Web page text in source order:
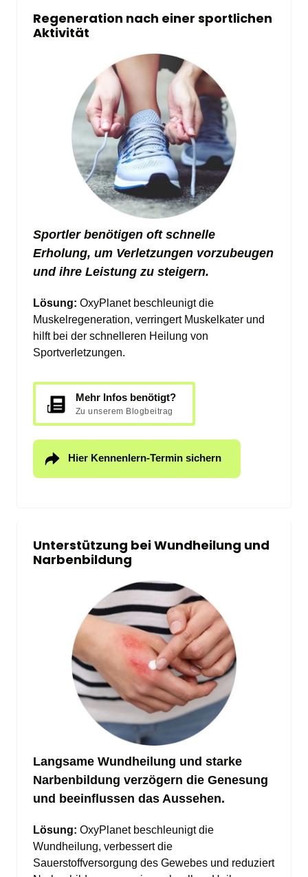
Regeneration nach einer sportlichen
Aktivität
Sportler benötigen oft schnelle
Erholung, um Verletzungen vorzubeugen
und ihre Leistung zu steigern.
Lösung: OxyPlanet beschleunigt die
Muskelregeneration, verringert Muskelkater und
hilft bei der schnelleren Heilung von
Sportverletzungen.
Mehr Infos benötigt?
Zu unserem Blogbeitrag
Hier Kennenlern-Termin sichern
Unterstützung bei Wundheilung und
Narbenbildung
Langsame Wundheilung und starke
Narbenbildung verzögern die Genesung
und beeinflussen das Aussehen.
Lösung: OxyPlanet beschleunigt die
Wundheilung, verbessert die
Sauerstoffversorgung des Gewebes und reduziert